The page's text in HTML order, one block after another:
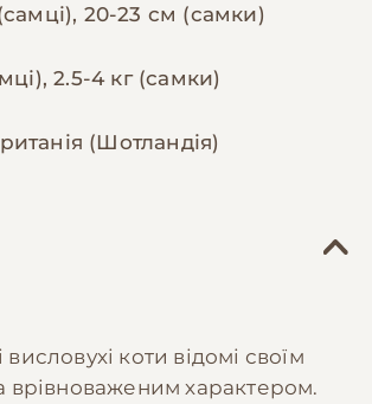
20-23 см (самки)
2.5-4 кг (самки)
(Шотландія)
коти відомі своїм
врівноваженим характером.